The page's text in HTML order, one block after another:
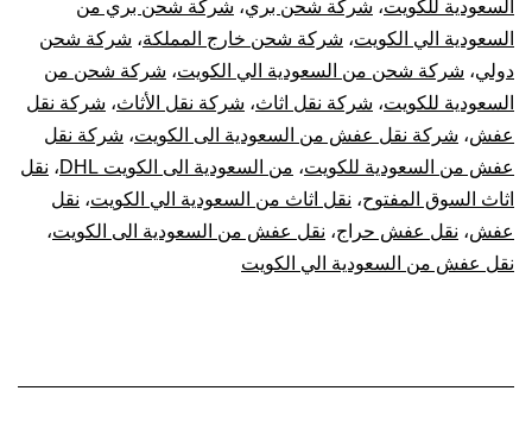
السعودية للكويت، شركة شحن بري، شركة شحن بري من
السعودية الي الكويت، شركة شحن خارج المملكة، شركة شحن
دولي، شركة شحن من السعودية الي الكويت، شركة شحن من
السعودية للكويت، شركة نقل اثاث، شركة نقل الأثاث، شركة نقل
عفش، شركة نقل عفش من السعودية الى الكويت، شركة نقل
عفش من السعودية للكويت، من السعودية الى الكويت DHL ، نقل
اثاث السوق المفتوح، نقل اثاث من السعودية الي الكويت، نقل
عفش، نقل عفش حراج، نقل عفش من السعودية الى الكويت،
نقل عفش من السعودية الي الكويت